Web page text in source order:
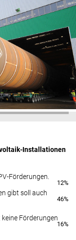
Installationen
Förderungen.
12%
gibt soll auch
46%
Förderungen
16%